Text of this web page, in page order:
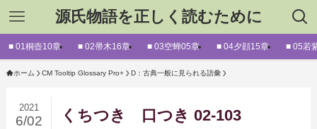
源氏物語を正しく読むために
■ 01桐壺10章 ■ 02帚木16章 ■ 03空蝉05章 ■ 04夕顔15章 ■ 05若
ホーム CM Tooltip Glossary Pro+ D：古典一般に見られる語彙
くちつき 口つき 02-103
2021
6/02